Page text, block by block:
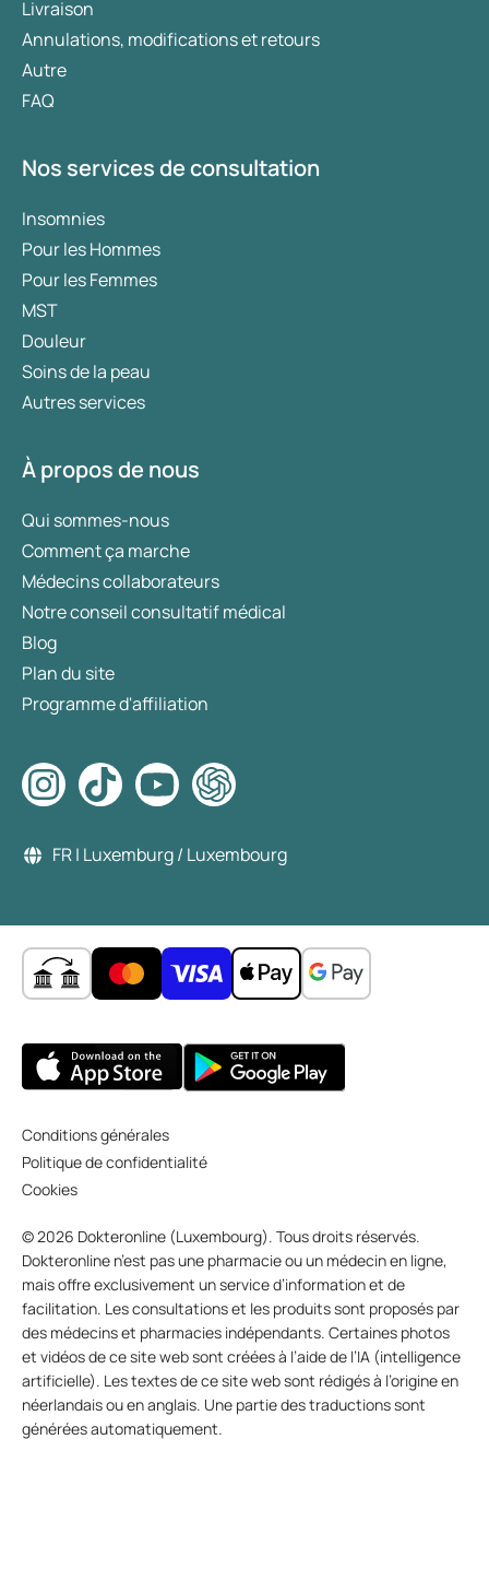
Livraison
Annulations, modifications et retours
Autre
FAQ
Nos services de consultation
Insomnies
Pour les Hommes
Pour les Femmes
MST
Douleur
Soins de la peau
Autres services
À propos de nous
Qui sommes-nous
Comment ça marche
Médecins collaborateurs
Notre conseil consultatif médical
Blog
Plan du site
Programme d'affiliation
FR | Luxemburg / Luxembourg
Conditions générales
Politique de confidentialité
Cookies
© 2026 Dokteronline (Luxembourg). Tous droits réservés.
Dokteronline n’est pas une pharmacie ou un médecin en ligne,
mais offre exclusivement un service d’information et de
facilitation. Les consultations et les produits sont proposés par
des médecins et pharmacies indépendants. Certaines photos
et vidéos de ce site web sont créées à l’aide de l’IA (intelligence
artificielle). Les textes de ce site web sont rédigés à l’origine en
néerlandais ou en anglais. Une partie des traductions sont
générées automatiquement.